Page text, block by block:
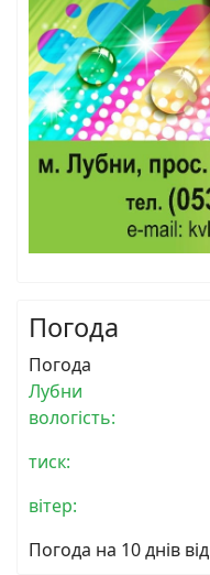
Погода
Погода
Лубни
вологість:
тиск:
вітер:
Погода на 10 днів від